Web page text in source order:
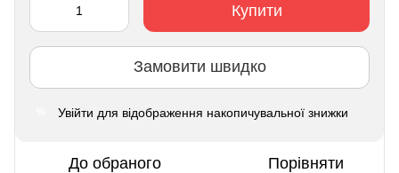
Купити
Замовити швидко
Увійти для відображення накопичувальної знижки
До обраного Порівняти